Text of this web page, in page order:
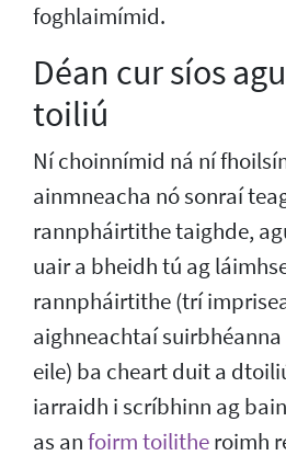
foghlaimímid.
Déan cur síos
toiliú
Ní choinnímid ná ní
ainmneacha nó sonraí
rannpháirtithe taighde,
uair a bheidh tú ag
rannpháirtithe (trí
aighneachtaí
eile) ba cheart duit a
iarraidh i scríbhinn ag
as anfoirm toilitheroimh